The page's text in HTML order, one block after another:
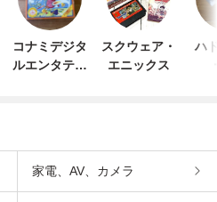
コナミデジタ
ルエンタテイ
スクウェア・
エニックス
ハ
家電、AV、カメラ